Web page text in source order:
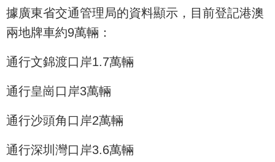
據廣東省交通管理局的資料顯示，目前登記港澳
兩地牌車約9萬輛：
通行文錦渡口岸1.7萬輛
通行皇崗口岸3萬輛
通行沙頭角口岸2萬輛
通行深圳灣口岸3.6萬輛